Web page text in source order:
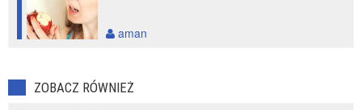
aman
ZOBACZ RÓWNIEŻ